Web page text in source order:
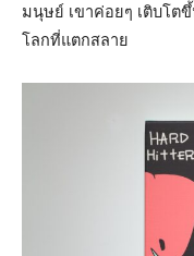
มนุษย์ เขาค่อยๆ เติบโต
โลกที่แตกสลาย